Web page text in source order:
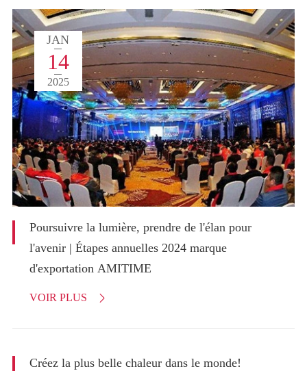
JAN
14
2025
Poursuivre la lumière, prendre de l'élan pour
l'avenir | Étapes annuelles 2024 marque
d'exportation AMITIME
VOIR PLUS 
Créez la plus belle chaleur dans le monde!